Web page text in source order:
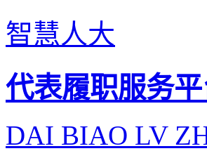
智慧人大
代表履职服务
DAI BIAO LV